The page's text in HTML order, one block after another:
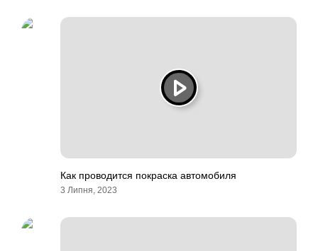
Как проводится покраска автомобиля
3 Липня, 2023